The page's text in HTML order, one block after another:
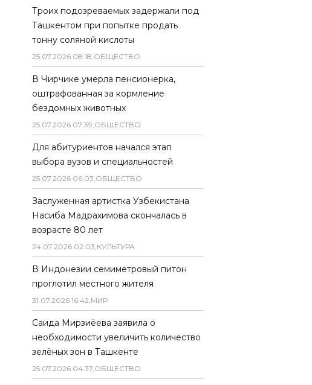
Троих подозреваемых задержали под
Ташкентом при попытке продать
тонну соляной кислоты
25.07.2026 08:18,ОБЩЕСТВО
В Чирчике умерла пенсионерка,
оштрафованная за кормление
бездомных животных
25.07.2026 07:39,ОБЩЕСТВО
Для абитуриентов начался этап
выбора вузов и специальностей
25.07.2026 06:03,ОБЩЕСТВО
Заслуженная артистка Узбекистана
Насиба Мадрахимова скончалась в
возрасте 80 лет
24.07.2026 02:03,КУЛЬТУРА
В Индонезии семиметровый питон
проглотил местного жителя
31.07.2026 16:42,МИР
Саида Мирзиёева заявила о
необходимости увеличить количество
зелёных зон в Ташкенте
25.07.2026 04:37,ОБЩЕСТВО